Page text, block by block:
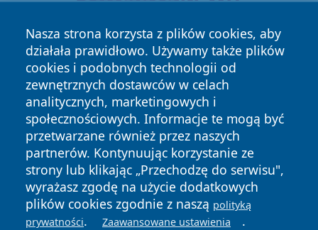
Nasza strona korzysta z plików cookies, aby
działała prawidłowo. Używamy także plików
cookies i podobnych technologii od
zewnętrznych dostawców w celach
analitycznych, marketingowych i
społecznościowych. Informacje te mogą być
przetwarzane również przez naszych
partnerów. Kontynuując korzystanie ze
strony lub klikając „Przechodzę do serwisu",
wyrażasz zgodę na użycie dodatkowych
plików cookies zgodnie z naszą polityką
prywatności. Zaawansowane ustawienia .
Copyright © 2026 wiadomoscilublin.pl Wszystkie prawa
zastrzeżone.
News Autorzy
Polityka
Prywatności
Polityka
Cookies